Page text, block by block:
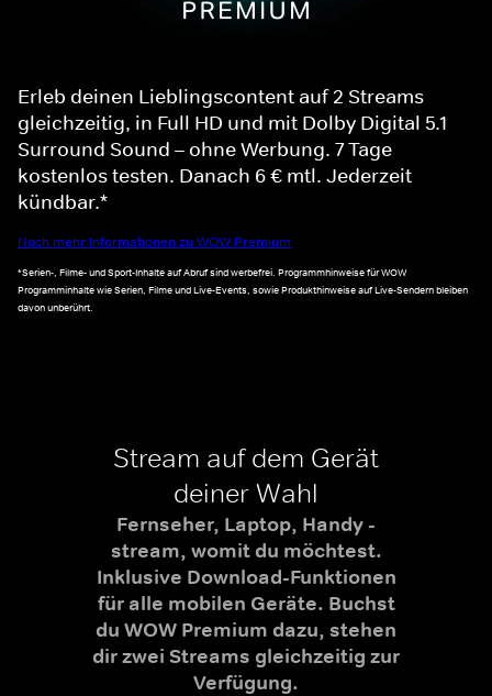
Erleb deinen Lieblingscontent auf 2 Streams
gleichzeitig, in Full HD und mit Dolby Digital 5.1
Surround Sound – ohne Werbung. 7 Tage
kostenlos testen. Danach 6 € mtl. Jederzeit
kündbar.*
Noch mehr Informationen zu WOW Premium
*Serien-, Filme- und Sport-Inhalte auf Abruf sind werbefrei. Programmhinweise für WOW
Programminhalte wie Serien, Filme und Live-Events, sowie Produkthinweise auf Live-Sendern bleiben
davon unberührt.
Stream auf dem Gerät
deiner Wahl
Fernseher, Laptop, Handy -
stream, womit du möchtest.
Inklusive Download-Funktionen
für alle mobilen Geräte. Buchst
du WOW Premium dazu, stehen
dir zwei Streams gleichzeitig zur
Verfügung.